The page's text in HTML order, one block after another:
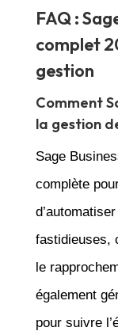
FAQ :
complet
gestion
Comment
la gestion
Sage
complète
fastidieuses,
le
également
pour suivre